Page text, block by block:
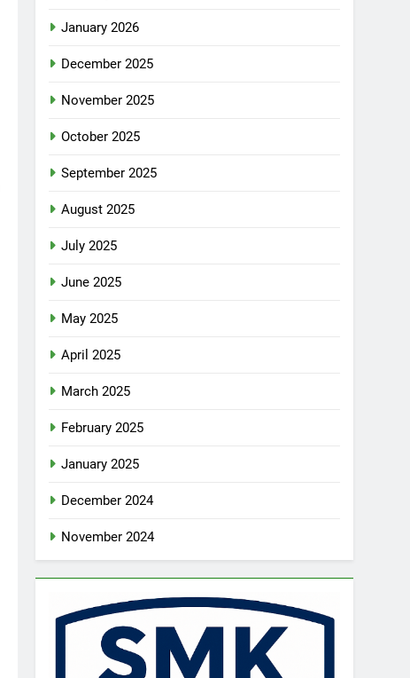
January 2026
December 2025
November 2025
October 2025
September 2025
August 2025
July 2025
June 2025
May 2025
April 2025
March 2025
February 2025
January 2025
December 2024
November 2024